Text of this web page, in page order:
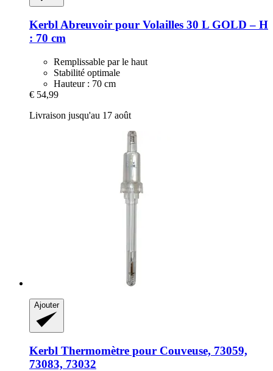
Kerbl Abreuvoir pour Volailles 30 L GOLD – H
: 70 cm
Remplissable par le haut
Stabilité optimale
Hauteur : 70 cm
€ 54,99
Livraison jusqu'au 17 août
Ajouter
Kerbl Thermomètre pour Couveuse, 73059,
73083, 73032